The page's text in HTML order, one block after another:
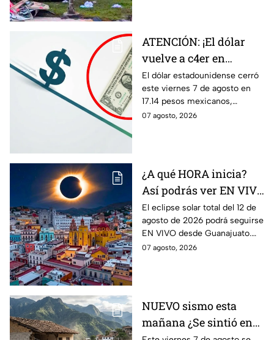
ATENCIÓN: ¡El dólar
vuelve a c4er en
Guanajuato! Esto cuesta
HOY 7 de agosto:
¿conviene comprar?
El dólar estadounidense cerró
este viernes 7 de agosto en
17.14 pesos mexicanos,
manteniendo una tendencia a
07 agosto, 2026
¿A qué HORA inicia?
Así podrás ver EN VIVO
desde Guanajuato el
eclipse solar total del 12
de agosto de 2026
El eclipse solar total del 12 de
agosto de 2026 podrá seguirse
EN VIVO desde Guanajuato.
Conoce a qué hora inicia
07 agosto, 2026
NUEVO sismo esta
mañana ¿Se sintió en